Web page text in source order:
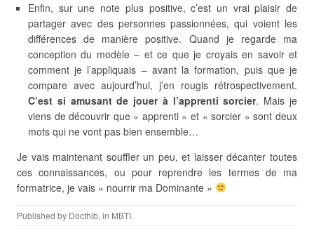
Enfin, sur une note plus positive, c’est un vrai plaisir de
partager avec des personnes passionnées, qui voient les
différences de manière positive. Quand je regarde ma
conception du modèle – et ce que je croyais en savoir et
comment je l’appliquais – avant la formation, puis que je
compare avec aujourd’hui, j’en rougis rétrospectivement.
C’est si amusant de jouer à l’apprenti sorcier. Mais je
viens de découvrir que « apprenti » et « sorcier » sont deux
mots qui ne vont pas bien ensemble…
Je vais maintenant souffler un peu, et laisser décanter toutes
ces connaissances, ou pour reprendre les termes de ma
formatrice, je vais « nourrir ma Dominante »
Published by Docthib, in MBTI.